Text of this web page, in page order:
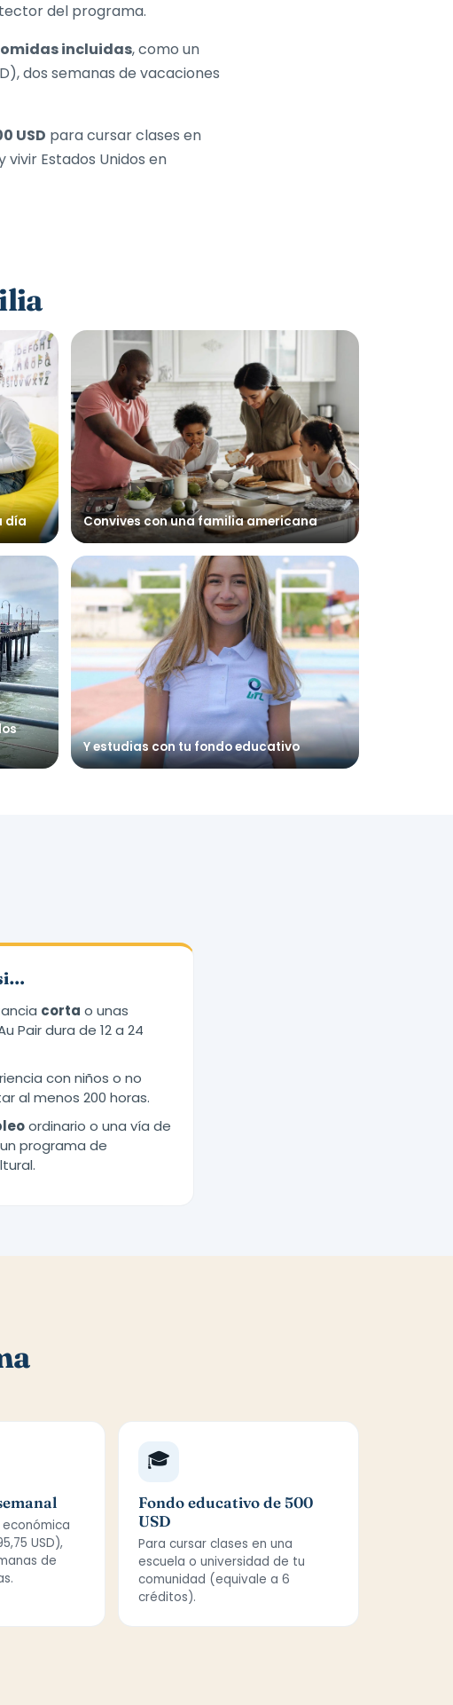
del programa.
incluidas, como un
dos semanas de vacaciones
USD para cursar clases en
Estados Unidos en
día Convives con una familia americana
Y estudias con tu fondo educativo
corta o unas
Pair dura de 12 a 24
con niños o no
al menos 200 horas.
ordinario o una vía de
programa de
USD),
de
🎓
Fondo educativo de 500
USD
Para cursar clases en una
escuela o universidad de tu
comunidad (equivale a 6
créditos).